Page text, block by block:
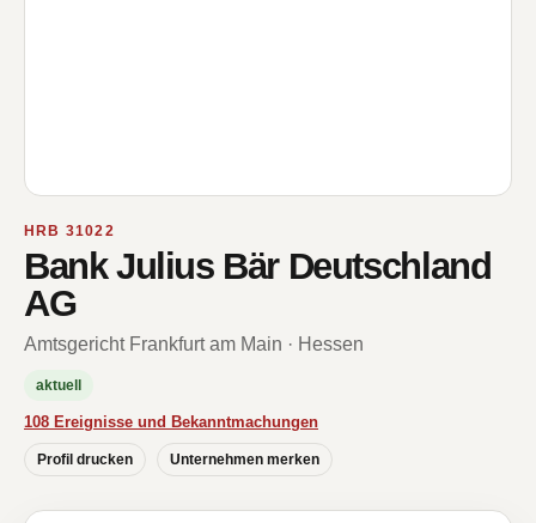
HRB 31022
Bank Julius Bär Deutschland
AG
Amtsgericht Frankfurt am Main · Hessen
aktuell
108 Ereignisse und Bekanntmachungen
Profil drucken Unternehmen merken